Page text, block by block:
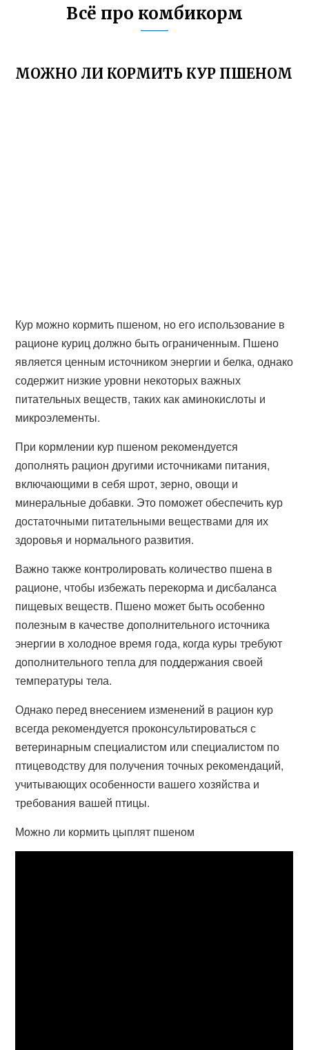
Всё про комбикорм
МОЖНО ЛИ КОРМИТЬ КУР ПШЕНОМ
Кур можно кормить пшеном, но его использование в
рационе куриц должно быть ограниченным. Пшено
является ценным источником энергии и белка, однако
содержит низкие уровни некоторых важных
питательных веществ, таких как аминокислоты и
микроэлементы.
При кормлении кур пшеном рекомендуется
дополнять рацион другими источниками питания,
включающими в себя шрот, зерно, овощи и
минеральные добавки. Это поможет обеспечить кур
достаточными питательными веществами для их
здоровья и нормального развития.
Важно также контролировать количество пшена в
рационе, чтобы избежать перекорма и дисбаланса
пищевых веществ. Пшено может быть особенно
полезным в качестве дополнительного источника
энергии в холодное время года, когда куры требуют
дополнительного тепла для поддержания своей
температуры тела.
Однако перед внесением изменений в рацион кур
всегда рекомендуется проконсультироваться с
ветеринарным специалистом или специалистом по
птицеводству для получения точных рекомендаций,
учитывающих особенности вашего хозяйства и
требования вашей птицы.
Можно ли кормить цыплят пшеном